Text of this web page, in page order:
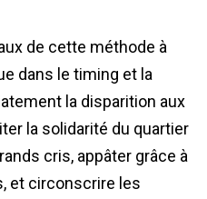
de cette méthode à
dans le timing et la
la disparition aux
la solidarité du quartier
cris, appâter grâce à
et circonscrire les